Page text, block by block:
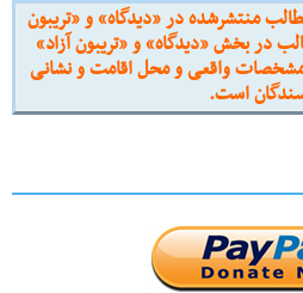
منتشرشده در «دیدگاه» و «تریبون
در بخش «دیدگاه» و «تریبون آزاد»
واقعی و محل اقامت و نشانی
است.